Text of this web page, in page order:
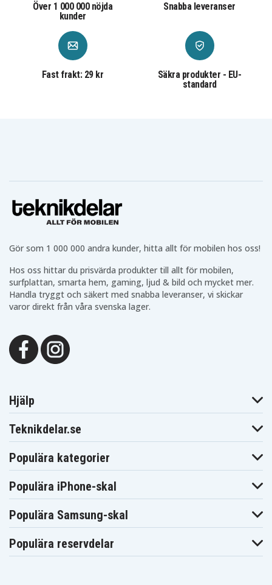
Över 1 000 000 nöjda
kunder
Snabba leveranser
Fast frakt: 29 kr
Säkra produkter - EU-
standard
Gör som 1 000 000 andra kunder, hitta allt för mobilen hos oss!
Hos oss hittar du prisvärda produkter till allt för mobilen,
surfplattan, smarta hem, gaming, ljud & bild och mycket mer.
Handla tryggt och säkert med snabba leveranser, vi skickar
varor direkt från våra svenska lager.
Hjälp
Teknikdelar.se
Populära kategorier
Populära iPhone-skal
Populära Samsung-skal
Populära reservdelar